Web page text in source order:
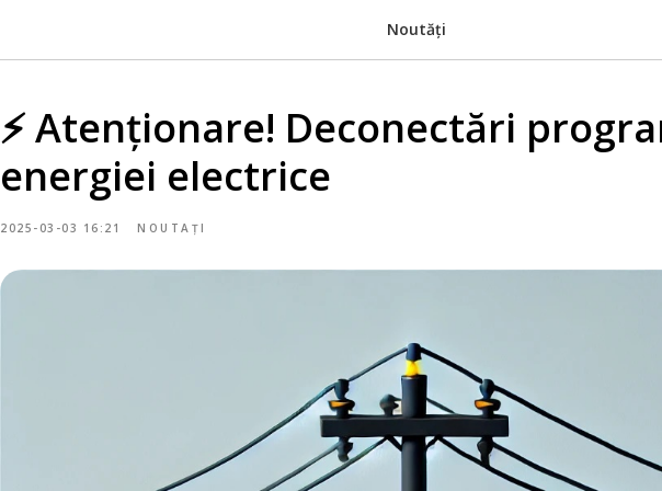
Noutăți
⚡ Atenționare! Deconectări
energiei electrice
2025-03-03 16:21 NOUTAȚI